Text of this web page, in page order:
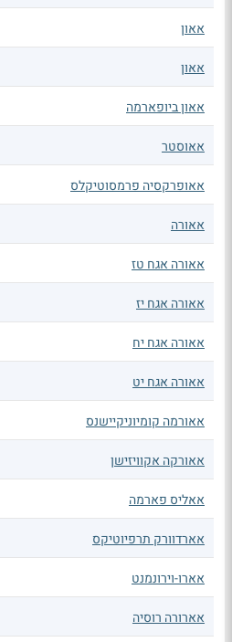
אאון
אאון
אאון ביופארמה
אאוסטר
אאופרקסיה פרמסוטיקלס
אאורה
אאורה אגח טז
אאורה אגח יז
אאורה אגח יח
אאורה אגח יט
אאורמה קומיוניקיישנס
אאורקה אקוויזישן
אאליס פארמה
אארדוורק תרפיוטיקס
אארו-וירונמנט
אארורה רוסיה